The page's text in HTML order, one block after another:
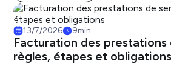
13/7/2026 9min
Facturation des prestations
règles, étapes et obligations